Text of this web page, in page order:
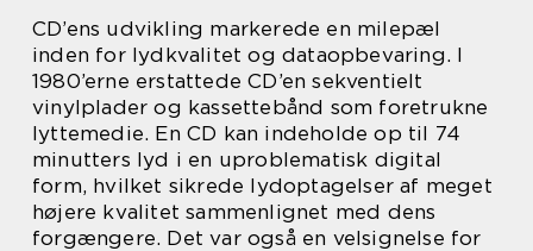
CD’ens udvikling markerede en milepæl
inden for lydkvalitet og dataopbevaring. I
1980’erne erstattede CD’en sekventielt
vinylplader og kassettebånd som foretrukne
lyttemedie. En CD kan indeholde op til 74
minutters lyd i en uproblematisk digital
form, hvilket sikrede lydoptagelser af meget
højere kvalitet sammenlignet med dens
forgængere. Det var også en velsignelse for